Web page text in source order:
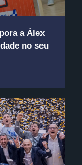
a Álex
no seu